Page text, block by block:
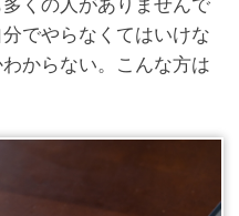
くの人がありませんで
でやらなくてはいけな
からない。こんな方は